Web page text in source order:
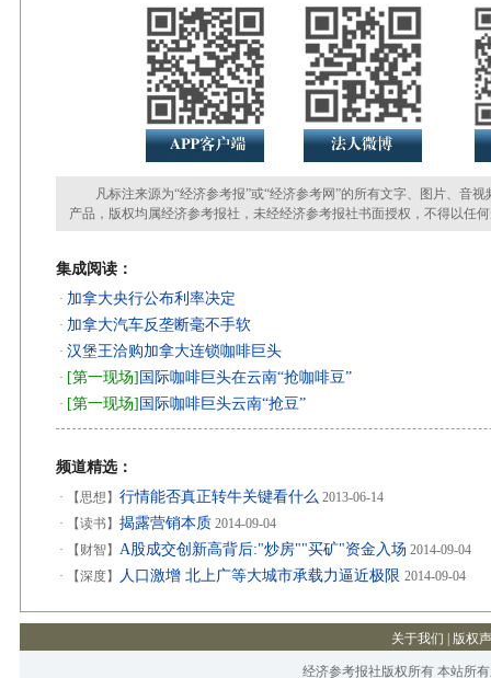
凡标注来源为“经济参考报”或“经济参考网”的所有文字、图片、音视
产品，版权均属经济参考报社，未经经济参考报社书面授权，不得以任
集成阅读：
· 加拿大央行公布利率决定
· 加拿大汽车反垄断毫不手软
· 汉堡王洽购加拿大连锁咖啡巨头
· [第一现场] 国际咖啡巨头在云南“抢咖啡豆”
· [第一现场] 国际咖啡巨头云南“抢豆”
频道精选：
· 【思想】 行情能否真正转牛关键看什么 2013-06-14
·
【读书】 揭露营销本质 2014-09-04
·
【财智】 A股成交创新高背后:"炒房""买矿"资金入场 2014-09-04
·
【深度】 人口激增 北上广等大城市承载力逼近极限 2014-09-04
关于我们 版权
经济参考报社版权所有 本站所